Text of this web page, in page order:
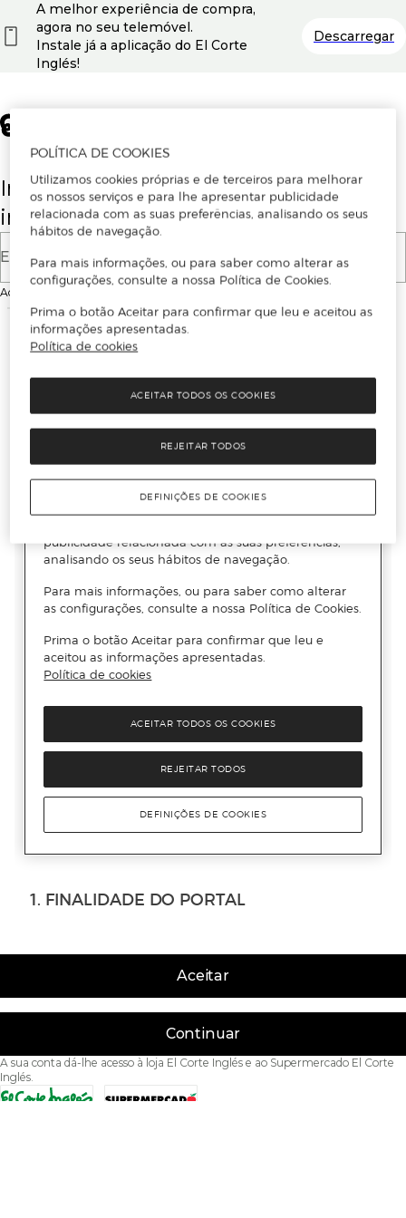
Insira o seu email para se registar ou
iniciar sessão.
E-mail
Ao continuar, aceitas as
Aceitar
Continuar
A sua conta dá-lhe acesso à loja El Corte Inglés e ao Supermercado El Corte
Inglés.
A melhor experiência de compra,
agora no seu telemóvel.
Instale já a aplicação do El Corte
Inglés!
Descarregar
POLÍTICA DE COOKIES
Utilizamos cookies próprias e de terceiros para melhorar
os nossos serviços e para lhe apresentar publicidade
relacionada com as suas preferências, analisando os seus
hábitos de navegação.
Para mais informações, ou para saber como alterar as
configurações, consulte a nossa Política de Cookies.
Prima o botão Aceitar para confirmar que leu e aceitou as
informações apresentadas.
Política de cookies
REJEITAR TODOS
ACEITAR TODOS OS COOKIES
DEFINIÇÕES DE COOKIES